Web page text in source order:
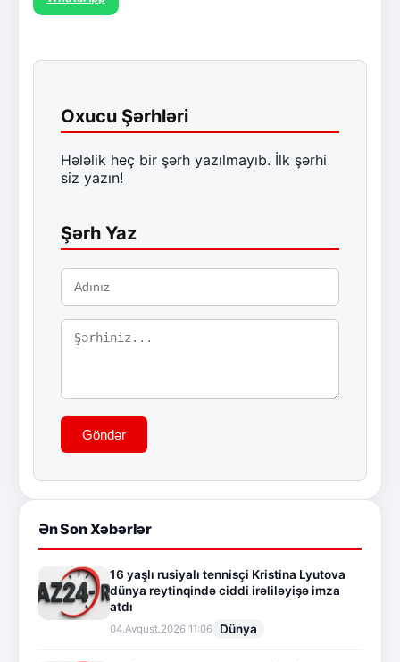
Oxucu Şərhləri
Hələlik heç bir şərh yazılmayıb. İlk şərhi
siz yazın!
Şərh Yaz
Göndər
Ən Son Xəbərlər
16 yaşlı rusiyalı tennisçi Kristina Lyutova
dünya reytinqində ciddi irəliləyişə imza
atdı
04.Avqust.2026 11:06 Dünya